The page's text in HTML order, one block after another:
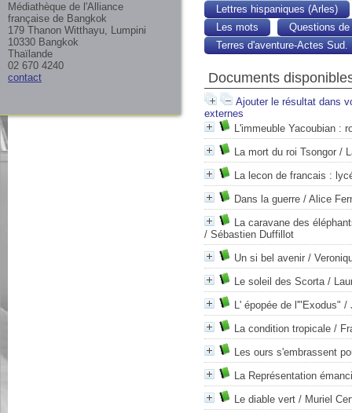
Lettres hispaniques (Arles)
Les mots
Questions
Terres d'aventure-Actes Sud.
Documents
Ajouter le résultat dans
externes
L'immeuble Yacoubian :
La mort du roi Tsongor /
La lecon de francais :
Dans la guerre / Alice
La caravane des
/ Sébastien Duffillot
Un si bel avenir /
Le soleil des Scorta/
L' épopée de l'"Exodus" /
La condition tropicale /
Les ours s'embrassent
La Représentation
Le diable vert / Muriel
Médiathèque de l'Alliance
française de Bangkok
179 Thanon Witthayu, Lumpini
10330 Bangkok
Thaïlande
02 670 4240
contact